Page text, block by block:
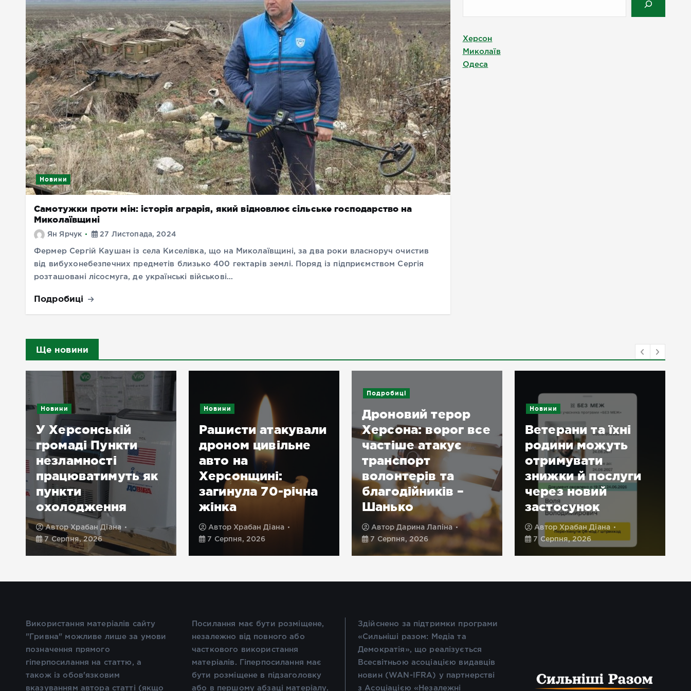
Новини
Самотужки проти мін: історія аграрія, який відновлює сільське господарство на
Миколаївщині
Ян Ярчук 27 Листопада, 2024
Фермер Сергій Каушан із села Киселівка, що на Миколаївщині, за два роки власноруч очистив
від вибухонебезпечних предметів близько 400 гектарів землі. Поряд із підприємством Сергія
розташовані лісосмуга, де українські військові…
Подробиці
Херсон
Миколаїв
Одеса
Ще новини
Новини
У Херсонській
громаді Пункти
незламності
працюватимуть як
пункти
охолодження
АвторХрабан Діана
7 Серпня, 2026
Новини
Рашисти атакували
дроном цивільне
авто на
Херсонщині:
загинула 70-річна
жінка
Автор Храбан Діана
7 Серпня, 2026
Подробиці
Дроновий терор
Херсона: ворог все
частіше атакує
транспорт
волонтерів та
благодійників –
Шанько
АвторДарина Лапіна
7 Серпня, 2026
Новини
Ветерани та їхні
родини можуть
отримувати
знижки й послуги
через новий
застосунок
Автор Храбан Діана
7 Серпня, 2026
Використання матеріалів сайту
"Гривна" можливе лише за умови
позначення прямого
гіперпосилання на статтю, а
також із обов'язковим
вказуванням автора статті (якщо
Посилання має бути розміщене,
незалежно від повного або
часткового використання
матеріалів. Гіперпосилання має
бути розміщене в підзаголовку
або в першому абзаці матеріалу.
Здійснено за підтримки програми
«Сильніші разом: Медіа та
Демократія», що реалізується
Всесвітньою асоціацією видавців
новин (WAN-IFRA) у партнерстві
з Асоціацією «Незалежні